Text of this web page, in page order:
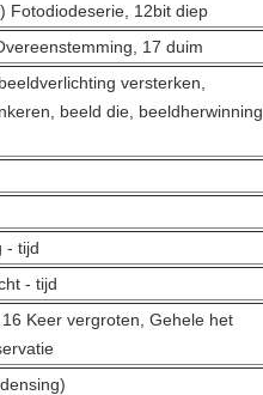
Fotodiodeserie, 12bit diep
17 duim
versterken,
beeld die, beeldherwinning
- tijd
- tijd
Keer vergroten, Gehele het